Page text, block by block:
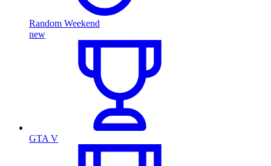
Random Weekend
new
GTA V